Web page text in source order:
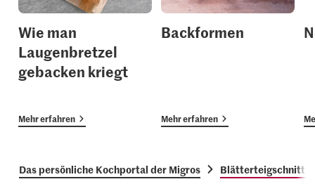
Wie man
Laugenbretzel
gebacken kriegt
Mehr erfahren
Backformen
Mehr erfahren
Das persönliche Kochportal der Migros